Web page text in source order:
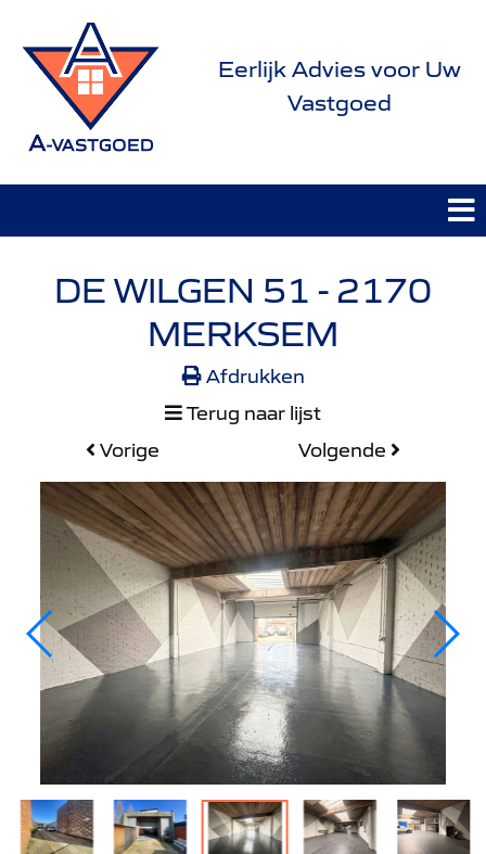
Eerlijk Advies voor Uw
Vastgoed
DE WILGEN 51 - 2170
MERKSEM
Afdrukken
Terug naar lijst
Vorige
Volgende